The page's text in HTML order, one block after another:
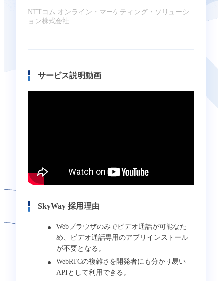
NTTコム オンライン・マーケティング・ソリューシ
ョン株式会社
サービス説明動画
SkyWay 採用理由
Webブラウザのみでビデオ通話が可能なた
め、ビデオ通話専用のアプリインストール
が不要となる。
WebRTCの複雑さを開発者にも分かり易い
APIとして利用できる。